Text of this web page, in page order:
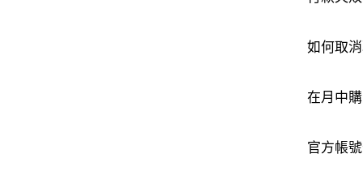
如何取
在月中
官方帳